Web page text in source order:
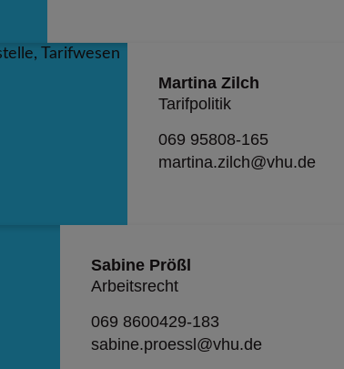
Martina Zilch
Tarifpolitik
069 95808-165
martina.zilch@vhu.de
Sabine Prößl
Arbeitsrecht
069 8600429-183
sabine.proessl@vhu.de